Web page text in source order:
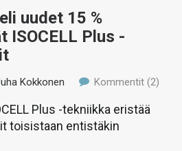
uudet 15 %
ISOCELL Plus -
Kokkonen Kommentit (2)
Plus -tekniikka eristää
toisistaan entistäkin